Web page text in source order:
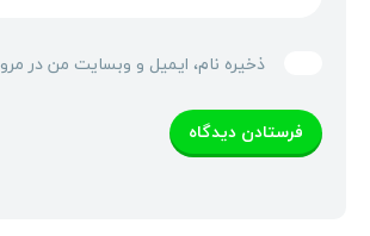
ذخیره نام، ایمیل و وبسایت من در